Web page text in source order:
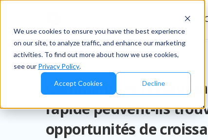
We use cookies to ensure you have the best experience
on our site, to analyze traffic, and enhance our marketing
activities. To find out more about how we use cookies,
see our Privacy Policy.
Accept Cookies Decline
Ressources
Blog/Retailers & D2C
Comment les
rapide peuvent-ils
opportunités de